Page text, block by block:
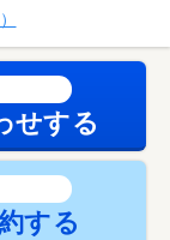
せする
する